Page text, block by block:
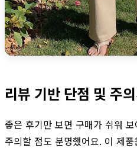
리뷰 기반 단점 및 주
좋은 후기만 보면 구매가 쉬워
주의할 점도 분명했어요. 이 제